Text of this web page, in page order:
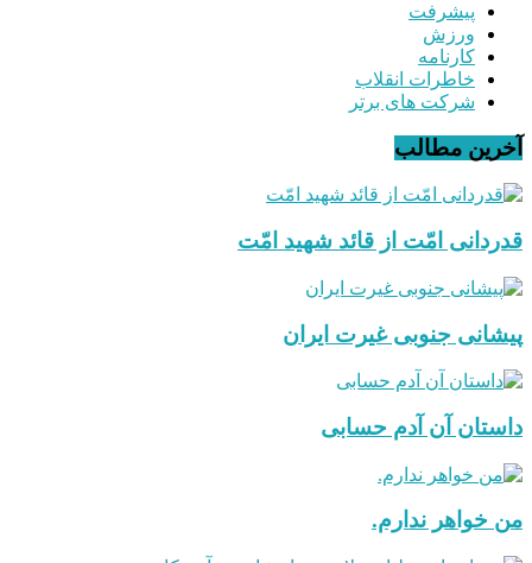
پیشرفت
ورزش
کارنامه
خاطرات انقلاب
شرکت های برتر
آخرین مطالب
قدردانی امّت از قائد شهید امّت
پیشانی جنوبی غیرت ایران
داستان آن آدم حسابی
من خواهر ندارم.